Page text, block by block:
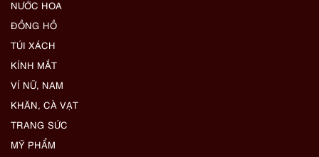
NƯỚC HOA
ĐỒNG HỒ
TÚI XÁCH
KÍNH MẮT
VÍ NỮ, NAM
KHĂN, CÀ VẠT
TRANG SỨC
MỸ PHẨM